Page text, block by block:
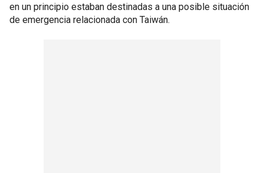
en un principio estaban destinadas a una posible situación
de emergencia relacionada con Taiwán.